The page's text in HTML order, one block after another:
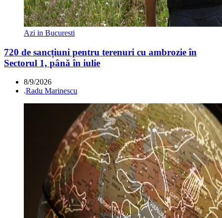
Azi in Bucuresti
720 de sancțiuni pentru terenuri cu ambrozie în
Sectorul 1, până în iulie
8/9/2026
.Radu Marinescu